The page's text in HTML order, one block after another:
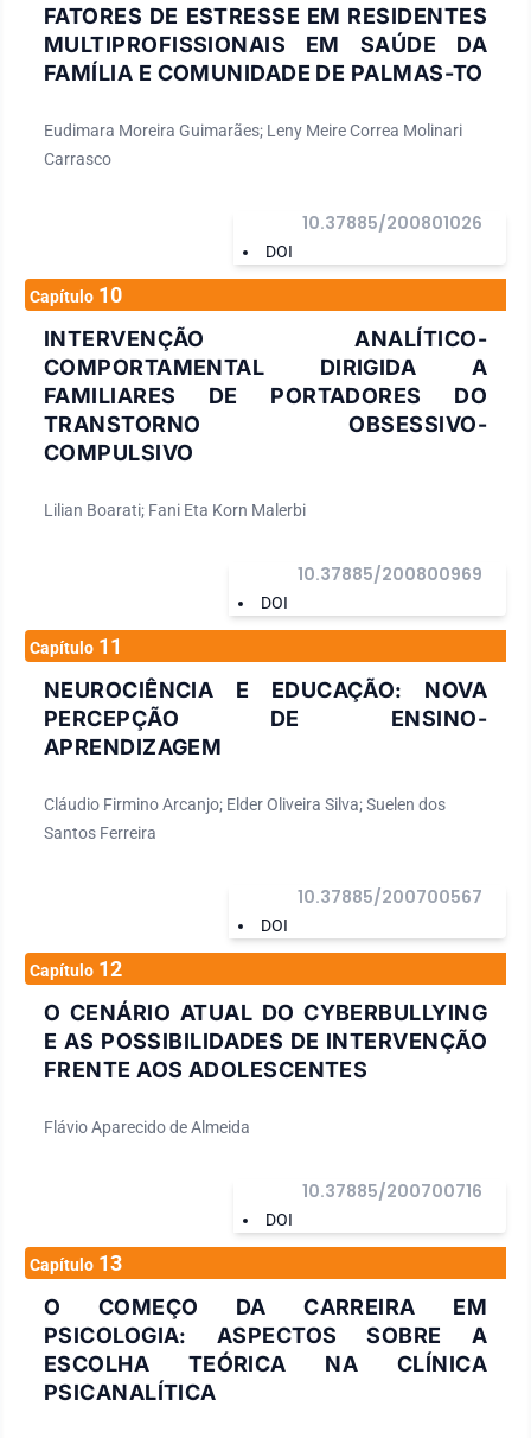
FATORES DE ESTRESSE EM RESIDENTES
MULTIPROFISSIONAIS EM SAÚDE DA
FAMÍLIA E COMUNIDADE DE PALMAS-TO
Eudimara Moreira Guimarães; Leny Meire Correa Molinari
Carrasco
DOI
10.37885/200801026
Capítulo 10
INTERVENÇÃO ANALÍTICO-
COMPORTAMENTAL DIRIGIDA A
FAMILIARES DE PORTADORES DO
TRANSTORNO OBSESSIVO-
COMPULSIVO
Lilian Boarati; Fani Eta Korn Malerbi
DOI
10.37885/200800969
Capítulo 11
NEUROCIÊNCIA E EDUCAÇÃO: NOVA
PERCEPÇÃO DE ENSINO-
APRENDIZAGEM
Cláudio Firmino Arcanjo; Elder Oliveira Silva; Suelen dos
Santos Ferreira
DOI
10.37885/200700567
Capítulo 12
O CENÁRIO ATUAL DO CYBERBULLYING
E AS POSSIBILIDADES DE INTERVENÇÃO
FRENTE AOS ADOLESCENTES
Flávio Aparecido de Almeida
DOI
10.37885/200700716
Capítulo 13
O COMEÇO DA CARREIRA EM
PSICOLOGIA: ASPECTOS SOBRE A
ESCOLHA TEÓRICA NA CLÍNICA
PSICANALÍTICA